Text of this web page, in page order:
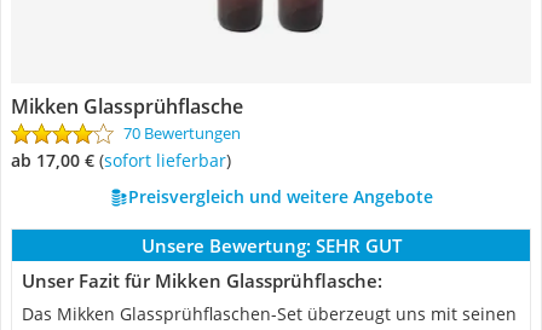
Mikken Glassprühflasche
70 Bewertungen
ab 17,00 € ( Sofort lieferbar)
Preisvergleich und weitere Angebote
Unsere Bewertung: SEHR GUT
Unser Fazit für Mikken Glassprühflasche:
Das Mikken Glassprühflaschen-Set überzeugt uns mit seinen